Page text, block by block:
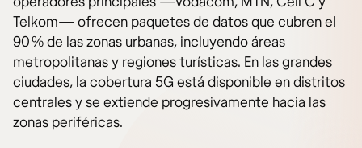
Telkom— ofrecen paquetes de datos que cubren el
90 % de las zonas urbanas, incluyendo áreas
metropolitanas y regiones turísticas. En las grandes
ciudades, la cobertura 5G está disponible en distritos
centrales y se extiende progresivamente hacia las
zonas periféricas.